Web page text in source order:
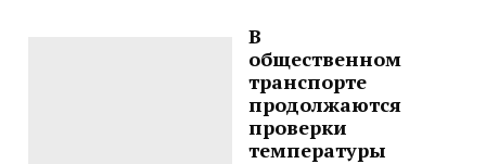
В
общественном
транспорте
продолжаются
проверки
температуры